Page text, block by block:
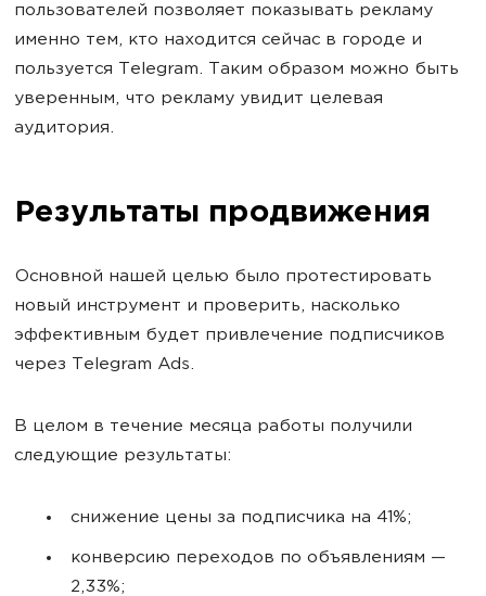
пользователей позволяет показывать рекламу
именно тем, кто находится сейчас в городе и
пользуется Telegram. Таким образом можно быть
уверенным, что рекламу увидит целевая
аудитория.
Результаты продвижения
Основной нашей целью было протестировать
новый инструмент и проверить, насколько
эффективным будет привлечение подписчиков
через Telegram Ads.
В целом в течение месяца работы получили
следующие результаты:
снижение цены за подписчика на 41%;
конверсию переходов по объявлениям —
2,33%;